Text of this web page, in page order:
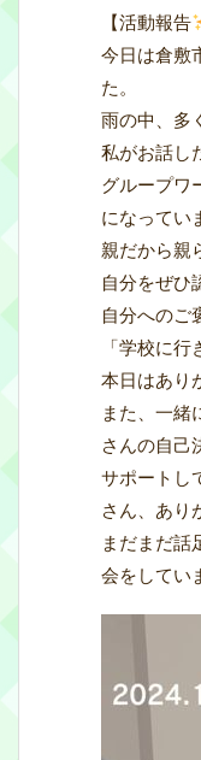
【活動報告
今日は倉敷
た。
雨の中、多
私がお話し
グループワ
になってい
親だから親
自分をぜひ
自分へのご
「学校に
本日はあり
また、一
さんの自己
サポートし
さん、あり
まだまだ話
会をしてい